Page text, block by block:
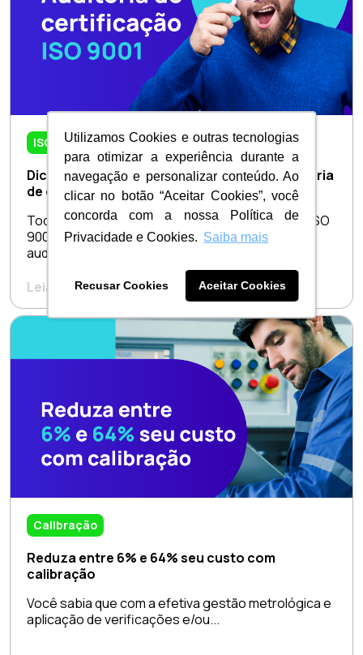
Utilizamos Cookies e outras tecnologias
para otimizar a experiência durante a
navegação e personalizar conteúdo. Ao
clicar no botão “Aceitar Cookies”, você
concorda com a nossa Política de
Privacidade e Cookies. Saiba mais
Recusar Cookies Aceitar Cookies
ISO 9001
Dicas para preparar sua empresa para auditoria
de certificação ISO 9001
Todos sabemos que a auditoria de certificação ISO
9001 causa medo nas pessoas. Só falar que um
auditor...
Leia o artigo completo
Calibração
Reduza entre 6% e 64% seu custo com
calibração
Você sabia que com a efetiva gestão metrológica e
aplicação de verificações e/ou...